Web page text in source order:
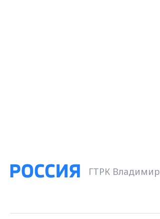
ГТРК Владимир